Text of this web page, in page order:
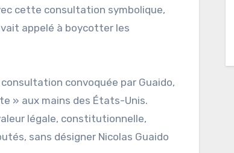
cette consultation symbolique,
appelé à boycotter les
convoquée par Guaido,
» aux mains des États-Unis.
légale, constitutionnelle,
sans désigner Nicolas Guaido